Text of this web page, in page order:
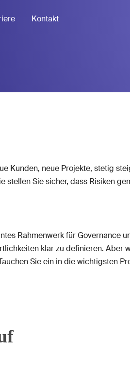
Kontakt
Kunden, neue Projekte, stetig
stellen Sie sicher, dass Risiken
Rahmenwerk für Governance
klar zu definieren. Aber
Sie ein in die wichtigsten